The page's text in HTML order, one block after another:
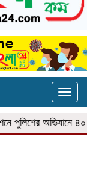
Toggle
অভিযানে ৪০০